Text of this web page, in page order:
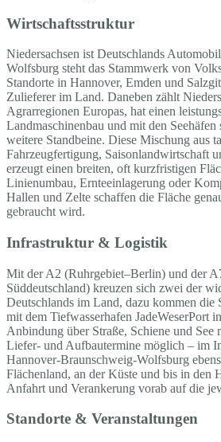
Wirtschaftsstruktur
Niedersachsen ist Deutschlands
Wolfsburg steht das Stammwerk von
Standorte in Hannover, Emden und
Zulieferer im Land. Daneben zählt
Agrarregionen Europas, hat einen
Landmaschinenbau und mit den
weitere Standbeine. Diese Mischung aus
Fahrzeugfertigung, Saisonlandwirtschaft
erzeugt einen breiten, oft kurzfristigen
Linienumbau, Ernteeinlagerung oder
Hallen und Zelte schaffen die Fläche
gebraucht wird.
Infrastruktur & Logistik
Mit der A2 (Ruhrgebiet–Berlin) und der
Süddeutschland) kreuzen sich zwei der
Deutschlands im Land, dazu kommen die
mit dem Tiefwasserhafen JadeWeserPort
Anbindung über Straße, Schiene und See
Liefer- und Aufbautermine möglich – im
Hannover-Braunschweig-Wolfsburg
Flächenland, an der Küste und bis in den
Anfahrt und Verankerung vorab auf die
Standorte & Veranstaltungen